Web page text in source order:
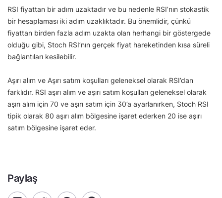
RSI fiyattan bir adım uzaktadır ve bu nedenle RSI’nın stokastik
bir hesaplaması iki adım uzaklıktadır. Bu önemlidir, çünkü
fiyattan birden fazla adım uzakta olan herhangi bir göstergede
olduğu gibi, Stoch RSI’nın gerçek fiyat hareketinden kısa süreli
bağlantıları kesilebilir.
Aşırı alım ve Aşırı satım koşulları geleneksel olarak RSI’dan
farklıdır. RSI aşırı alım ve aşırı satım koşulları geleneksel olarak
aşırı alım için 70 ve aşırı satım için 30’a ayarlanırken, Stoch RSI
tipik olarak 80 aşırı alım bölgesine işaret ederken 20 ise aşırı
satım bölgesine işaret eder.
Paylaş